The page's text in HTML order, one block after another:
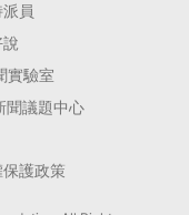
員
實驗室
聞議題中心
護政策